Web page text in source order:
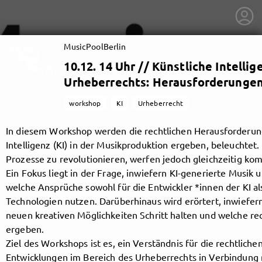
MusicPoolBerlin
10.12. 14 Uhr // Künstliche
Urheberrechts:
workshop KI Urheberrecht
In diesem Workshop werden die rechtlichen
Intelligenz (KI) in der Musikproduktion ergeben,
Prozesse zu revolutionieren, werfen jedoch gleichzeitig
Ein Fokus liegt in der Frage, inwiefern KI-generierte Musik
welche Ansprüche sowohl für die Entwickler *innen der KI
Technologien nutzen. Darüberhinaus wird erörtert,
neuen kreativen Möglichkeiten Schritt halten und welche
ergeben.
Ziel des Workshops ist es, ein Verständnis für die
Entwicklungen im Bereich des Urheberrechts in